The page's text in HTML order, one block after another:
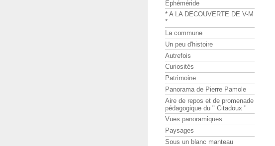
Ephéméride
* A LA DECOUVERTE DE V-M
*
La commune
Un peu d'histoire
Autrefois
Curiosités
Patrimoine
Panorama de Pierre Pamole
Aire de repos et de promenade
pédagogique du " Citadoux "
Vues panoramiques
Paysages
Sous un blanc manteau